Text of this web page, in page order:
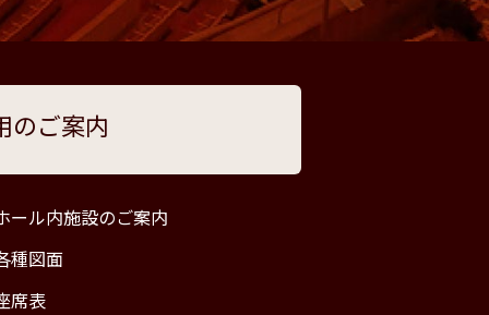
のご案内
ール内施設のご案内
種図面
席表